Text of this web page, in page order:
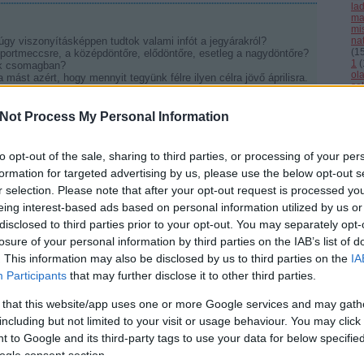
Process My Personal Information
opt-out of the sale, sharing to third parties, or processing of your
for targeted advertising by us, please use the below opt-out
selection. Please note that after your opt-out request is processed
interest-based ads based on personal information utilized by us
to third parties prior to your opt-out. You may separately
of your personal information by third parties on the IAB’s list of
This information may also be disclosed by us to third parties on the
Participants that may further disclose it to other third parties.
that this website/app uses one or more Google services and may
but not limited to your visit or usage behaviour. You may
to Google and its third-party tags to use your data for below
consent section.
(
1 (
vb
viszonyításképpen tudtok valami infót a jegyárakról?
a középdöntőre, elődöntőre, esetleg a nagydöntőre?
csomagban?
mást azért, hogy mennyit tegyünk félre ilyen célra jövő áprilisra.
elég boldognak néztek ki, asszem a sportsikerekből idén
Válasz erre
2008.05.20. 16:56:39
lehet hírlevelet kérni a jegyekről:
oc09/home/tickets-and-hospitality/tickets.html